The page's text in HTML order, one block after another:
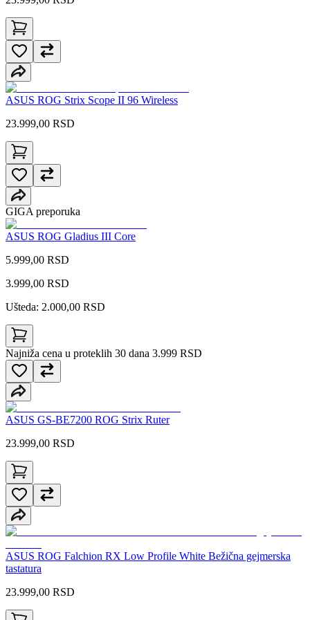
ASUS ROG Strix Scope II 96 Wireless
23.999,00 RSD
GIGA preporuka
ASUS ROG Gladius III Core
5.999,00 RSD
3.999,00 RSD
Ušteda: 2.000,00 RSD
Najniža cena u proteklih 30 dana 3.999 RSD
ASUS GS-BE7200 ROG Strix Ruter
23.999,00 RSD
ASUS ROG Falchion RX Low Profile White Bežična gejmerska
tastatura
23.999,00 RSD